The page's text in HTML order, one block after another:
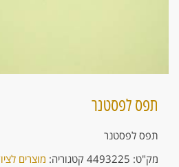
תפס לפסטנר
תפס לפסטנר
מק"ט: 4493225 קטגוריה: מוצרים